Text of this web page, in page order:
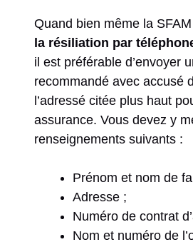
Quand bien même la
la résiliation par
il est préférable d’envoyer
recommandé avec accusé
l’adressé citée plus haut
assurance. Vous devez y
renseignements suivants :
Prénom et nom de
Adresse ;
Numéro de contrat
Nom et numéro de